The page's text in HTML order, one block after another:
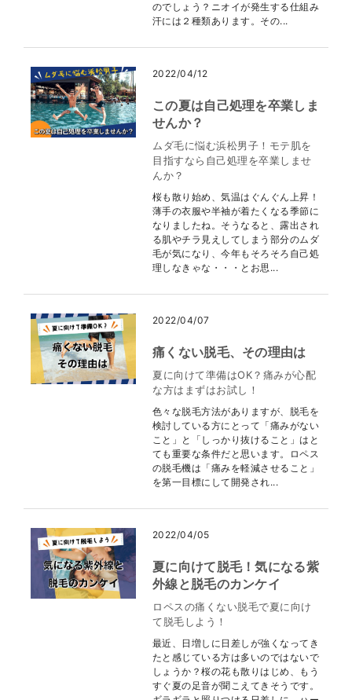
のでしょう？ニオイが発生する仕組み
汗には２種類あります。その...
2022/04/12
この夏は自己処理を卒業しま
せんか？
ムダ毛に悩む浜松男子！モテ肌を
目指すなら自己処理を卒業しませ
んか？
桜も散り始め、気温はぐんぐん上昇！
薄手の衣服や半袖が着たくなる季節に
なりましたね。そうなると、露出され
る肌やチラ見えしてしまう部分のムダ
毛が気になり、今年もそろそろ自己処
理しなきゃな・・・とお思...
2022/04/07
痛くない脱毛、その理由は
夏に向けて準備はOK？痛みが心配
な方はまずはお試し！
色々な脱毛方法がありますが、脱毛を
検討している方にとって「痛みがない
こと」と「しっかり抜けること」はと
ても重要な条件だと思います。ロペス
の脱毛機は「痛みを軽減させること」
を第一目標にして開発され...
2022/04/05
夏に向けて脱毛！気になる紫
外線と脱毛のカンケイ
ロペスの痛くない脱毛で夏に向け
て脱毛しよう！
最近、日増しに日差しが強くなってき
たと感じている方は多いのではないで
しょうか？桜の花も散りはじめ、もう
すぐ夏の足音が聞こえてきそうです。